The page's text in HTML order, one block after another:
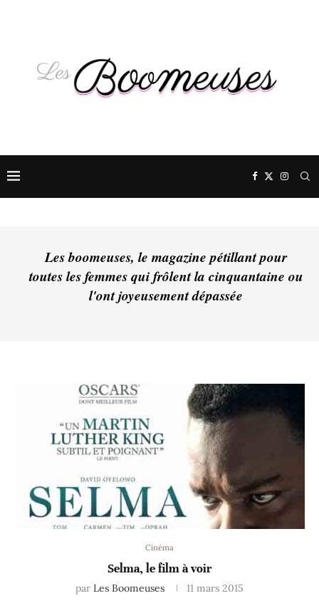
Les boomeuses, le magazine pétillant pour
toutes les femmes qui frôlent la cinquantaine ou
l'ont joyeusement dépassée
Cinéma
Selma, le film à voir
par Les Boomeuses 11 mars 2015